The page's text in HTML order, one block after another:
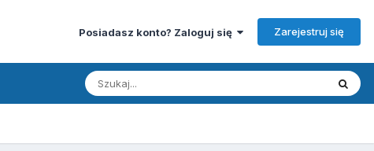
Posiadasz konto? Zaloguj się Zarejestruj się